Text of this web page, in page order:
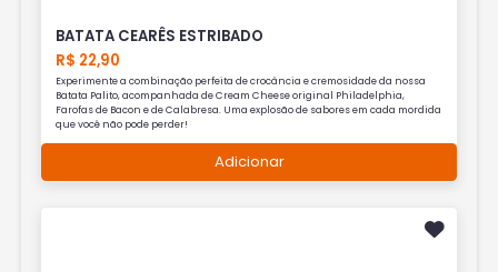
BATATA CEARÊS ESTRIBADO
R$ 22,90
Experimente a combinação perfeita de crocância e cremosidade da nossa
Batata Palito, acompanhada de Cream Cheese original Philadelphia,
Farofas de Bacon e de Calabresa. Uma explosão de sabores em cada mordida
que você não pode perder!
Adicionar